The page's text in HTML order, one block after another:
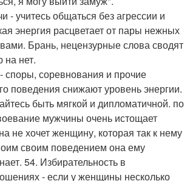
- учитесь общаться без агрессии и
энергия расцветает от пары нежных
Брань, нецензурные слова сводят
на нет.
соревнования и прочие
поведения снижают уровень энергии.
быть мягкой и дипломатичной. по
мужчины очень истощает
не хочет женщину, которая так к нему
своим поведением она ему
54. Избирательность в
- если у женщины несколько